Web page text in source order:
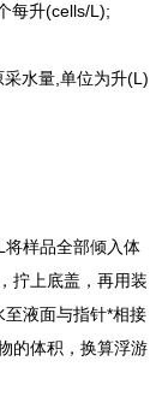
每升(cells/L);
水量,单位为升(L)
样品全部倾入体
拧上底盖，再用装
液面与指针*相接
的体积，换算浮游